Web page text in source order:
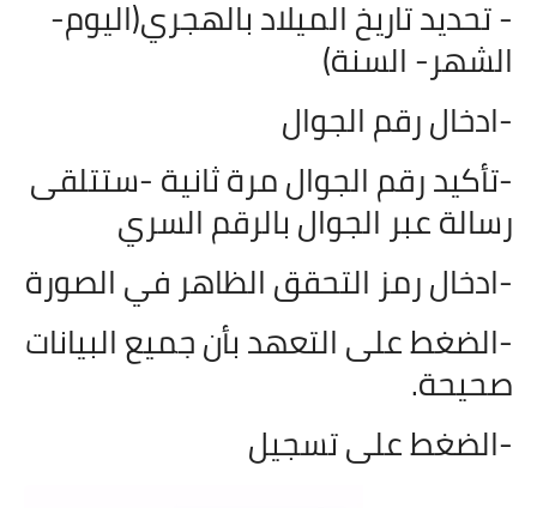
- تحديد تاريخ الميلاد بالهجري(اليوم-
الشهر- السنة)
-ادخال رقم الجوال
-تأكيد رقم الجوال مرة ثانية -ستتلقى
رسالة عبر الجوال بالرقم السري
-ادخال رمز التحقق الظاهر في الصورة
-الضغط على التعهد بأن جميع البيانات
صحيحة.
-الضغط على تسجيل